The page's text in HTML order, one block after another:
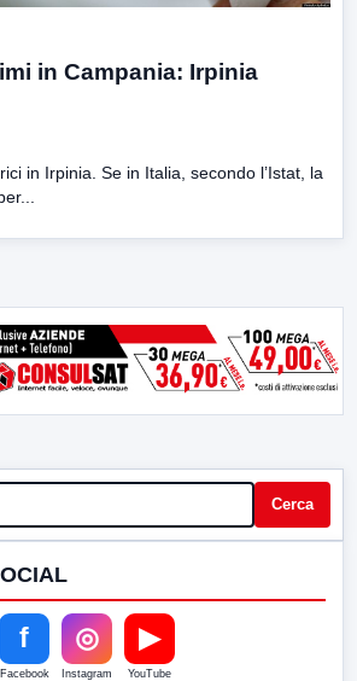
in Campania: Irpinia
in Irpinia. Se in Italia, secondo l’Istat, la
Cerca
f
Facebook
◎
Instagram
▶
YouTube